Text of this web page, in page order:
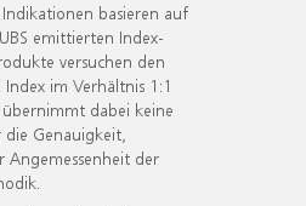
basieren auf
emittierten Index-
versuchen den
im Verhältnis 1:1
dabei keine
Genauigkeit,
Angemessenheit der